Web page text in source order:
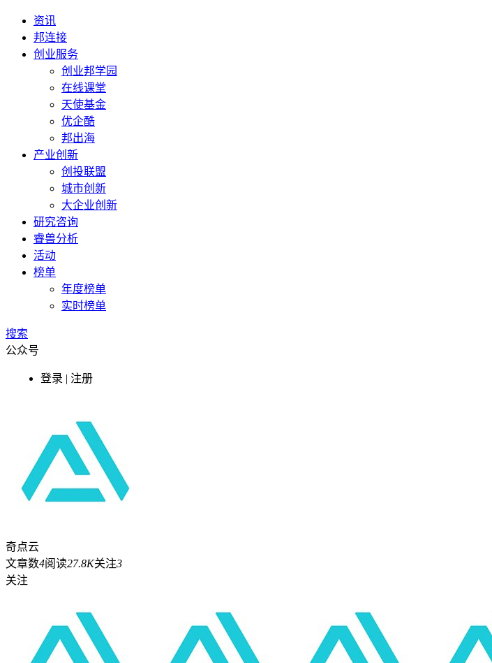
资讯
邦连接
创业服务
创业邦学园
在线课堂
天使基金
优企酷
邦出海
产业创新
创投联盟
城市创新
大企业创新
研究咨询
睿兽分析
活动
榜单
年度榜单
实时榜单
搜索
公众号
登录 | 注册
奇点云
文章数4阅读27.8K关注3
关注